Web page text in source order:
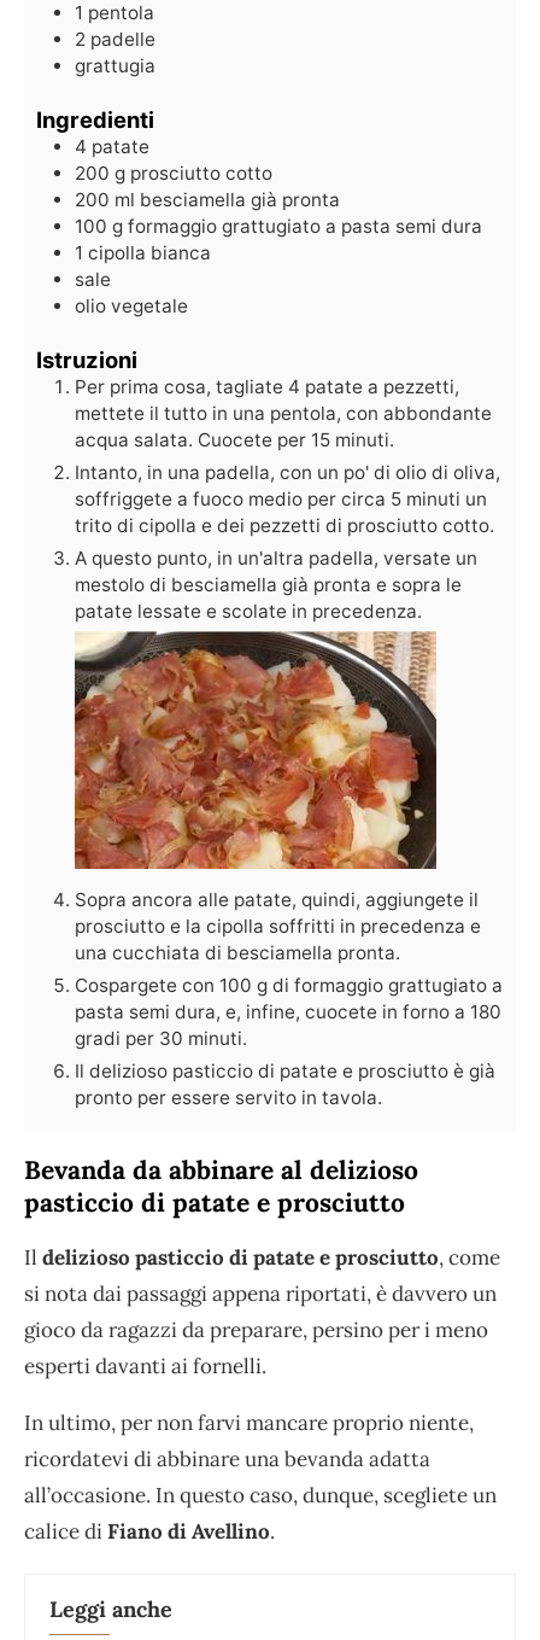
1 pentola
2 padelle
grattugia
Ingredienti
4 patate
200 g prosciutto cotto
200 ml besciamella già pronta
100 g formaggio grattugiato a pasta semi dura
1 cipolla bianca
sale
olio vegetale
Istruzioni
Per prima cosa, tagliate 4 patate a pezzetti,
mettete il tutto in una pentola, con abbondante
acqua salata. Cuocete per 15 minuti.
Intanto, in una padella, con un po' di olio di oliva,
soffriggete a fuoco medio per circa 5 minuti un
trito di cipolla e dei pezzetti di prosciutto cotto.
A questo punto, in un'altra padella, versate un
mestolo di besciamella già pronta e sopra le
patate lessate e scolate in precedenza.
Sopra ancora alle patate, quindi, aggiungete il
prosciutto e la cipolla soffritti in precedenza e
una cucchiata di besciamella pronta.
Cospargete con 100 g di formaggio grattugiato a
pasta semi dura, e, infine, cuocete in forno a 180
gradi per 30 minuti.
Il delizioso pasticcio di patate e prosciutto è già
pronto per essere servito in tavola.
Bevanda da abbinare al delizioso
pasticcio di patate e prosciutto
Il delizioso pasticcio di patate e prosciutto, come
si nota dai passaggi appena riportati, è davvero un
gioco da ragazzi da preparare, persino per i meno
esperti davanti ai fornelli.
In ultimo, per non farvi mancare proprio niente,
ricordatevi di abbinare una bevanda adatta
all’occasione. In questo caso, dunque, scegliete un
calice diFiano di Avellino.
Leggi anche